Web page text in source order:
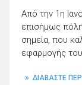
Από την 1η
επισήμως
σημεία, που
εφαρμογής
ΔΙΑΒΑΣΤΕ